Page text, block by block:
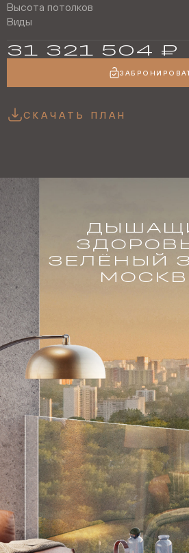
Высота потолков
Виды
31 321 504 ₽
СКАЧАТЬ ПЛАН
ЗЕЛЁНЫЙ